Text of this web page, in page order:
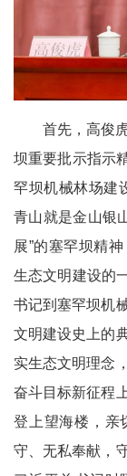
首先，高俊
坝重要批示指示
罕坝机械林场建
青山就是金山银
展”的塞罕坝精
生态文明建设的
书记到塞罕坝机
文明建设史上的
实生态文明理念
奋斗目标新征程
登上望海楼，亲
守、无私奉献，